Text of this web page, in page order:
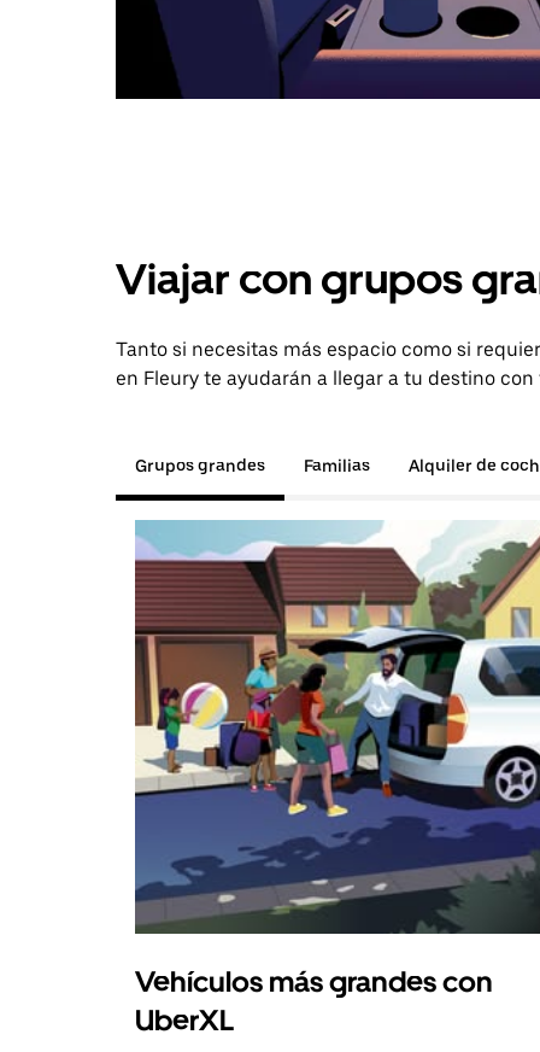
Viajar con grupos
Tanto si necesitas más espacio como si
en Fleury te ayudarán a llegar a tu destino
Grupos grandes Familias Alquiler de
Vehículos más grandes con
UberXL